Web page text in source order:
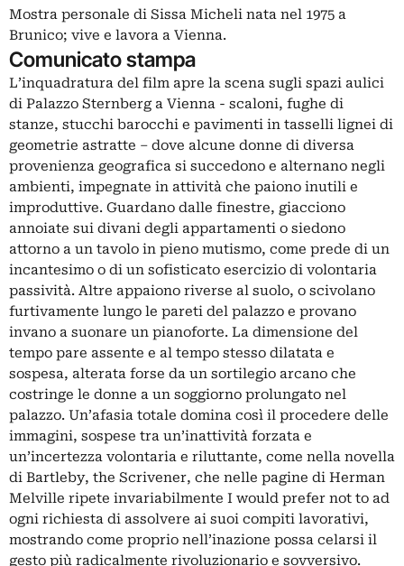
Mostra personale di Sissa Micheli nata nel 1975 a
Brunico; vive e lavora a Vienna.
Comunicato stampa
L’inquadratura del film apre la scena sugli spazi aulici
di Palazzo Sternberg a Vienna - scaloni, fughe di
stanze, stucchi barocchi e pavimenti in tasselli lignei di
geometrie astratte – dove alcune donne di diversa
provenienza geografica si succedono e alternano negli
ambienti, impegnate in attività che paiono inutili e
improduttive. Guardano dalle finestre, giacciono
annoiate sui divani degli appartamenti o siedono
attorno a un tavolo in pieno mutismo, come prede di un
incantesimo o di un sofisticato esercizio di volontaria
passività. Altre appaiono riverse al suolo, o scivolano
furtivamente lungo le pareti del palazzo e provano
invano a suonare un pianoforte. La dimensione del
tempo pare assente e al tempo stesso dilatata e
sospesa, alterata forse da un sortilegio arcano che
costringe le donne a un soggiorno prolungato nel
palazzo. Un’afasia totale domina così il procedere delle
immagini, sospese tra un’inattività forzata e
un’incertezza volontaria e riluttante, come nella novella
di Bartleby, the Scrivener, che nelle pagine di Herman
Melville ripete invariabilmente I would prefer not to ad
ogni richiesta di assolvere ai suoi compiti lavorativi,
mostrando come proprio nell’inazione possa celarsi il
gesto più radicalmente rivoluzionario e sovversivo.